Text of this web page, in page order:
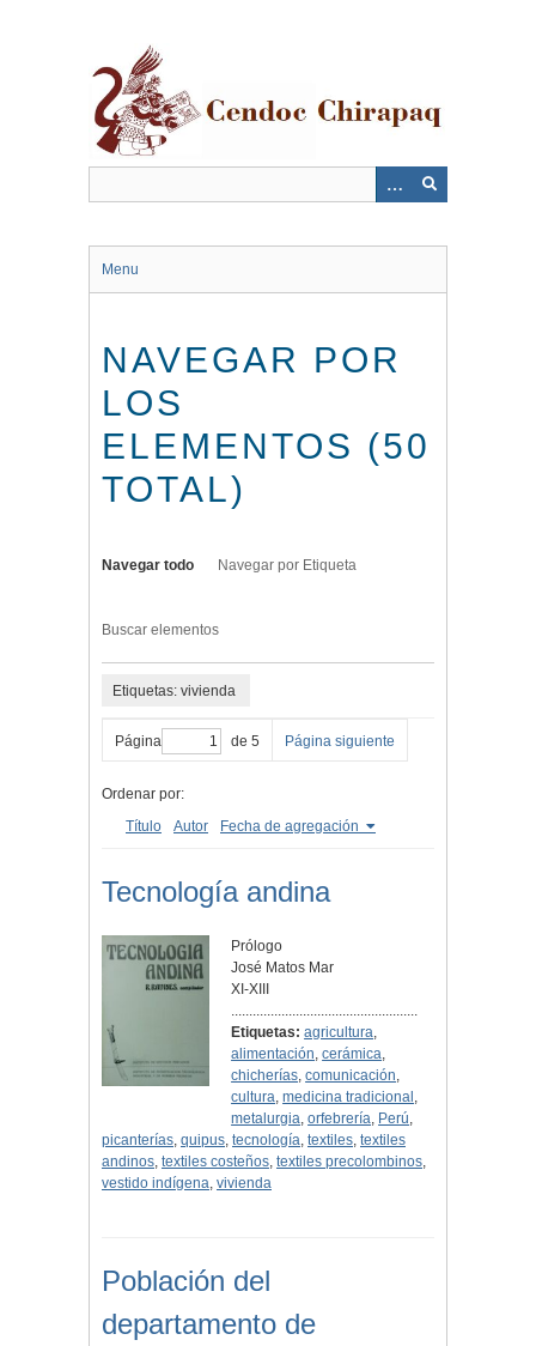
Menu
NAVEGAR POR
LOS
ELEMENTOS (50
TOTAL)
Navegar todo Navegar por Etiqueta
Buscar elementos
Etiquetas: vivienda
Página de 5 Página siguiente
Ordenar por:
Título
Autor Fecha de agregación
Tecnología andina
Prólogo
José Matos Mar
XI-XIII
....................................................
Etiquetas: agricultura,
alimentación,cerámica,
chicherías,comunicación,
cultura,medicina tradicional ,
metalurgia,orfebrería, Perú,
picanterías, quipus, tecnología, textiles, textiles
andinos, textiles costeños, textiles precolombinos,
vestido indígena, vivienda
Población del
departamento de